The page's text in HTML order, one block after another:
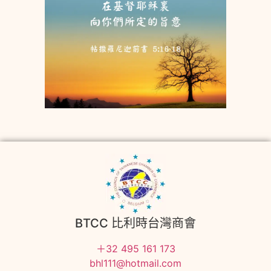
BTCC 比利時台灣商會
＋32 495 161 173
bhl111@hotmail.com